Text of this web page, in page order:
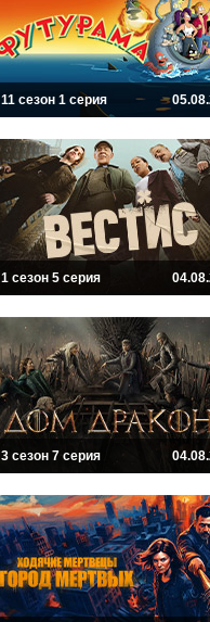
11 сезон 1 серия
1 сезон 5 серия
3 сезон 7 серия